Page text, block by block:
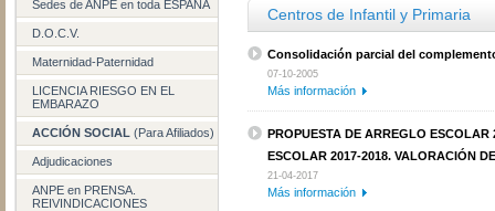
Sedes de ANPE en toda ESPAÑA
D.O.C.V.
Maternidad-Paternidad
LICENCIA RIESGO EN EL
EMBARAZO
ACCIÓN SOCIAL (Para Afiliados)
Adjudicaciones
ANPE en PRENSA.
REIVINDICACIONES
Centros de Infantil y Primaria
Consolidación parcial del
07-10-2005
Más información
PROPUESTA DE ARREGLO
ESCOLAR 2017-2018. VALORACIÓN
21-04-2017
Más información